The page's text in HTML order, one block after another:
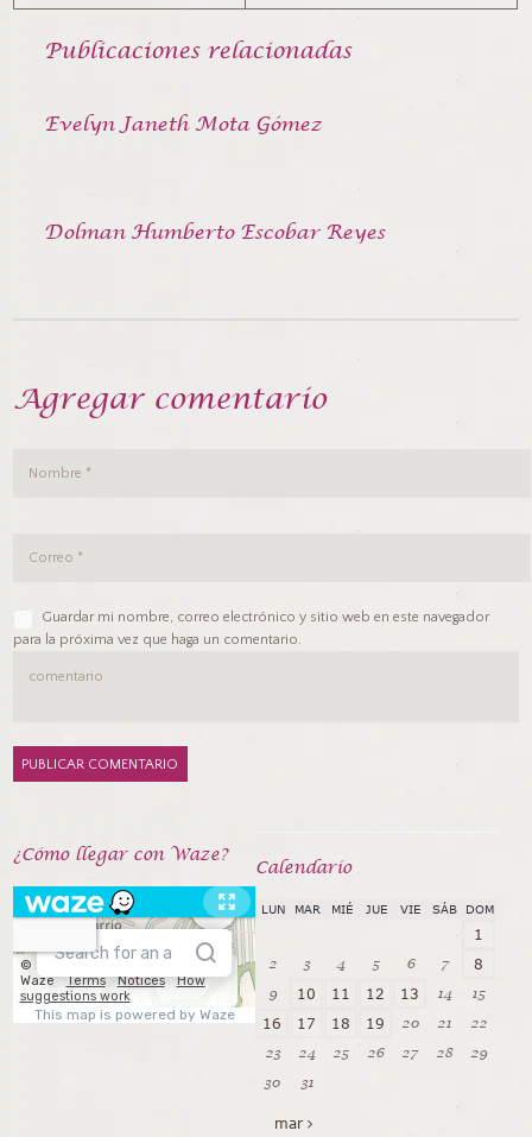
Publicaciones relacionadas
Evelyn Janeth Mota Gómez
Dolman Humberto Escobar Reyes
Agregar comentario
Guardar mi nombre, correo electrónico y sitio web en este navegador
para la próxima vez que haga un comentario.
¿Cómo llegar con Waze?
Calendarío
LUN MAR MIÉ JUE VIE SÁB DOM
1
2 3 4 5 6 7 8
9 10 11 12 13 14 15
16 17 18 19 20 21
22
23
24 25 26 27 28
29
30
31
mar